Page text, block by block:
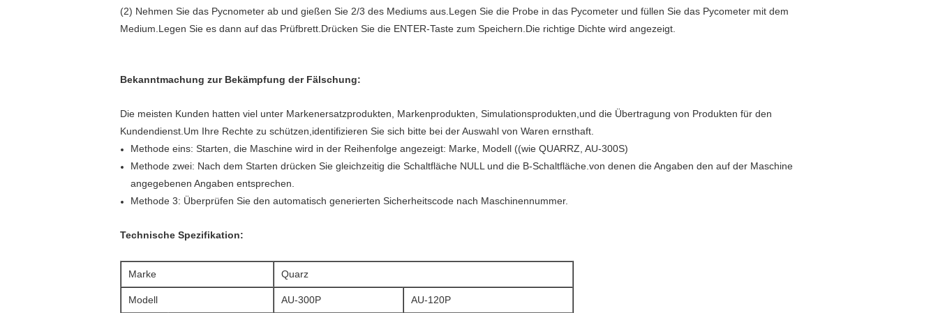
(2) Nehmen Sie das Pycnometer ab und gießen Sie 2/3 des Mediums aus.Legen Sie die Probe in das Pycometer und füllen Sie das Pycometer mit dem
Medium.Legen Sie es dann auf das Prüfbrett.Drücken Sie die ENTER-Taste zum Speichern.Die richtige Dichte wird angezeigt.
Bekanntmachung zur Bekämpfung der Fälschung:
Die meisten Kunden hatten viel unter Markenersatzprodukten, Markenprodukten, Simulationsprodukten,und die Übertragung von Produkten für den
Kundendienst.Um Ihre Rechte zu schützen,identifizieren Sie sich bitte bei der Auswahl von Waren ernsthaft.
Methode eins: Starten, die Maschine wird in der Reihenfolge angezeigt: Marke, Modell ((wie QUARRZ, AU-300S)
Methode zwei: Nach dem Starten drücken Sie gleichzeitig die Schaltfläche NULL und die B-Schaltfläche.von denen die Angaben den auf der Maschine
angegebenen Angaben entsprechen.
Methode 3: Überprüfen Sie den automatisch generierten Sicherheitscode nach Maschinennummer.
Technische Spezifikation:
Marke Quarz
Modell AU-300P AU-120P